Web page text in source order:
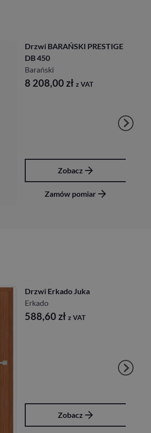
Drzwi BARAŃSKI PRESTIGE
DB 450
Barański
8 208,00 zł z VAT
Zobacz
Zamów pomiar
Drzwi Erkado Juka
Erkado
588,60 zł z VAT
Zobacz